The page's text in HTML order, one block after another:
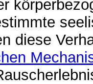
diese